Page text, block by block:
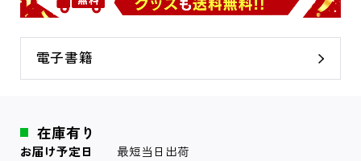
電子書籍
在庫有り
お届け予定日 最短当日出荷